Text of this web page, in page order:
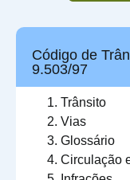
Código de
9.503/97
Trânsito
Vias
Glossário
Circulação